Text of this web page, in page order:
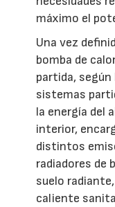
máximo el
Una vez
bomba de
partida,
sistemas
la energía del
interior,
distintos
radiadores de
suelo
caliente